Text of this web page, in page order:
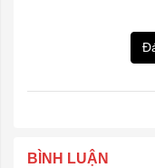
BÌNH LUẬN